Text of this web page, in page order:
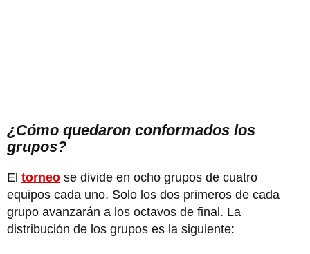
¿Cómo quedaron conformados los
grupos?
El torneo se divide en ocho grupos de cuatro
equipos cada uno. Solo los dos primeros de cada
grupo avanzarán a los octavos de final. La
distribución de los grupos es la siguiente: